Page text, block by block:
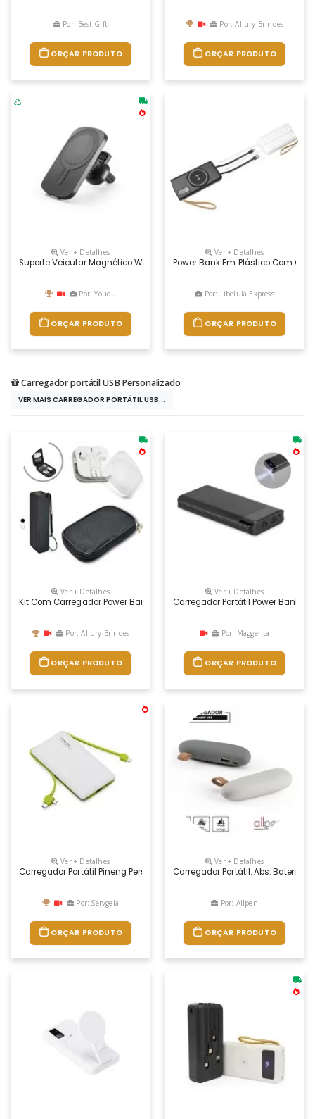
Por: Best Gift
ORÇAR PRODUTO
Por: Allury Brindes
ORÇAR PRODUTO
Ver + Detalhes
Suporte Veicular Magnético Wireless Super Rápido Em Abs 100%
Por: Youdu
ORÇAR PRODUTO
Ver + Detalhes
Power Bank Em Plástico Com
Por: Libelula Express
ORÇAR PRODUTO
Carregador portátil USB Personalizado
VER MAIS CARREGADOR PORTÁTIL USB...
Ver + Detalhes
Kit Com Carregador Power Bank Bateria E Fone De Ouvido
Por: Allury Brindes
ORÇAR PRODUTO
Ver + Detalhes
Carregador Portátil Power Bank
Por: Maggenta
ORÇAR PRODUTO
Ver + Detalhes
Carregador Portátil Pineng Personalizado Possui 10.000 Mah Reais
Por: Servgela
ORÇAR PRODUTO
Ver + Detalhes
Carregador Portátil. Abs. Bateria
Por: Allpen
ORÇAR PRODUTO